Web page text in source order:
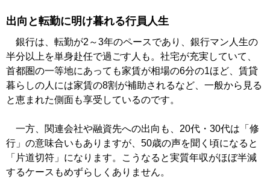
出向と転勤に明け暮れる行員人生
銀行は、転勤が2～3年のペースであり、銀行マン人生の
半分以上を単身赴任で過ごす人も。社宅が充実していて、
首都圏の一等地にあっても家賃が相場の6分の1ほど、賃貸
暮らしの人には家賃の8割が補助されるなど、一般から見る
と恵まれた側面も享受しているのです。
一方、関連会社や融資先への出向も、20代・30代は「修
行」の意味合いもありますが、50歳の声を聞く頃になると
「片道切符」になります。こうなると実質年収がほぼ半減
するケースもめずらしくありません。